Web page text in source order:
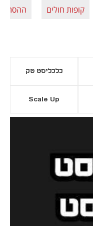
קופות חולים
כלכליסט טק
Scale Up
נפתח בכרטיסייה חדשה